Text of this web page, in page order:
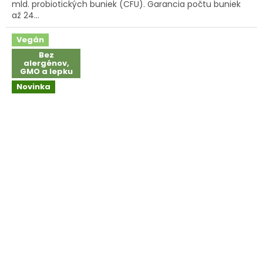
mld. probiotických buniek (CFU). Garancia počtu buniek
až 24...
Vegán
Bez
alergénov,
GMO a lepku
Novinka